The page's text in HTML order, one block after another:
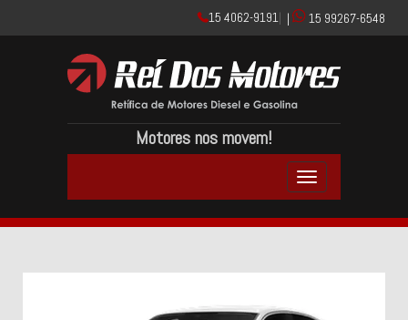
15 4062-9191| | 15 99267-6548
Motores nos movem!